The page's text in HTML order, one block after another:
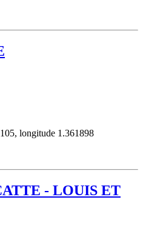
longitude 1.361898
- LOUIS ET